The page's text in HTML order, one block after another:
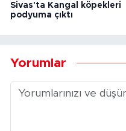
Sivas'ta Kangal köpekleri
podyuma çıktı
Yorumlar